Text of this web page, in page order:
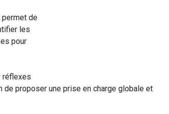
permet de
les
pour
réflexes
de proposer une prise en charge globale et